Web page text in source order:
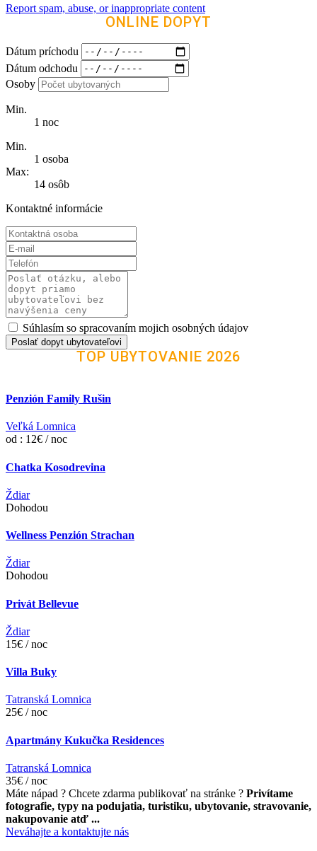
Report spam, abuse, or inappropriate content
ONLINE DOPYT
Dátum príchodu
Dátum odchodu
Osoby
Min.
1 noc
Min.
1 osoba
Max:
14 osôb
Kontaktné informácie
Súhlasím so spracovaním mojich osobných údajov
Poslať dopyt ubytovateľovi
TOP UBYTOVANIE 2026
Penzión Family Rušin
Veľká Lomnica
od : 12€ / noc
Chatka Kosodrevina
Ždiar
Dohodou
Wellness Penzión Strachan
Ždiar
Dohodou
Privát Bellevue
Ždiar
15€ / noc
Villa Buky
Tatranská Lomnica
25€ / noc
Apartmány Kukučka Residences
Tatranská Lomnica
35€ / noc
Máte nápad ? Chcete zdarma publikovať na stránke ? Privítame
fotografie, typy na podujatia, turistiku, ubytovanie, stravovanie,
nakupovanie atď ...
Neváhajte a kontaktujte nás